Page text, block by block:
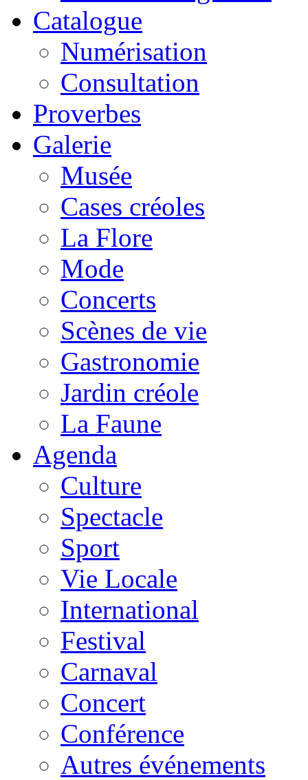
Catalogue
Numérisation
Consultation
Proverbes
Galerie
Musée
Cases créoles
La Flore
Mode
Concerts
Scènes de vie
Gastronomie
Jardin créole
La Faune
Agenda
Culture
Spectacle
Sport
Vie Locale
International
Festival
Carnaval
Concert
Conférence
Autres événements